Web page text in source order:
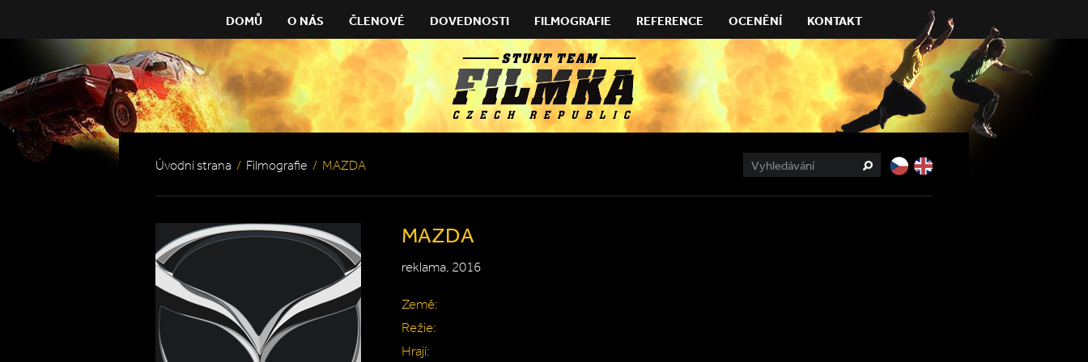
DOMŮ O NÁS ČLENOVÉ DOVEDNOSTI FILMOGRAFIE REFERENCE OCENĚNÍ KONTAKT
Úvodní strana / Filmografie / MAZDA
MAZDA
reklama, 2016
Země:
Režie:
Hrají: